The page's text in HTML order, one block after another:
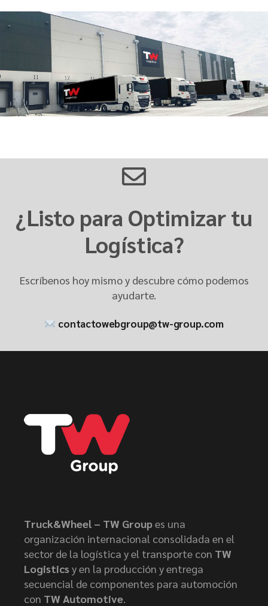
¿Listo para Optimizar tu
Logística?
Escríbenos hoy mismo y descubre cómo podemos
ayudarte.
contactowebgroup@tw-group.com
Truck&Wheel – TW Groupes una
organización internacional consolidada en el
sector de la logística y el transporte con TW
Logisticsy en la producción y entrega
secuencial de componentes para automoción
con TW Automotive.